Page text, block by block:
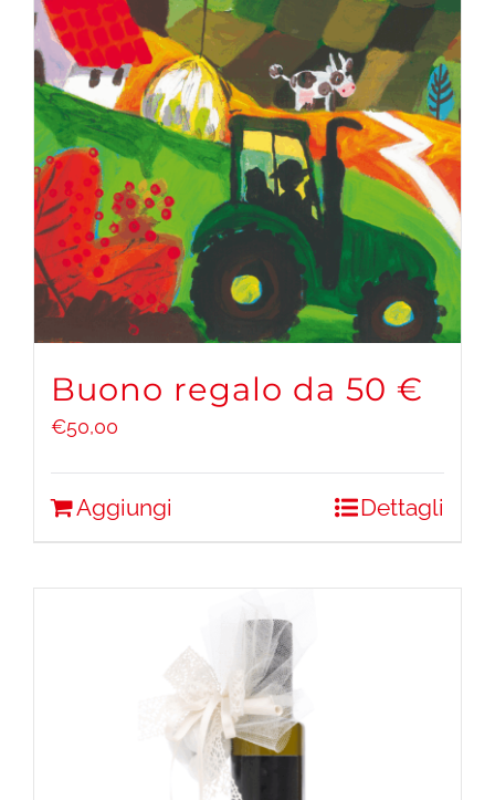
Buono regalo da 50 €
€50,00
Aggiungi Dettagli